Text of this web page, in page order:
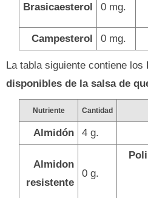
Brasicaesterol 0 mg.
Campesterol 0 mg.
La tabla siguiente contiene los
disponibles de la salsa de
Nutriente Cantidad
Almidón 4 g.
Almidon
resistente
0 g.